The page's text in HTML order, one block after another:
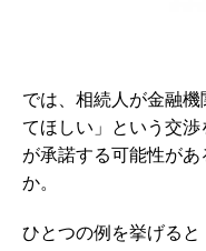
では、相続人が金融
てほしい」という交
が承諾する可能性が
か。
ひとつの例を挙げると